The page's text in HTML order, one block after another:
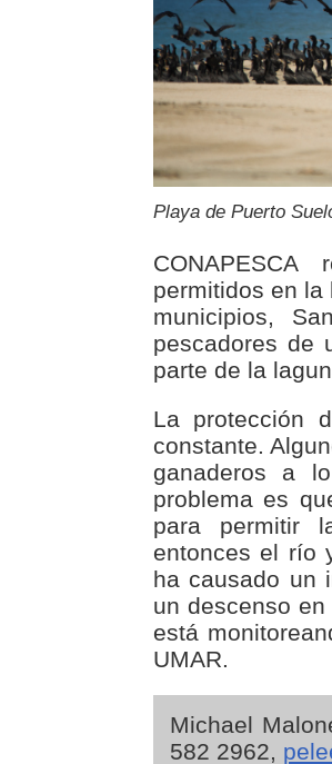
Playa de Puerto
permitidos en la
municipios,
pescadores de
parte de la
La protección
constante.
ganaderos a
problema es
para permitir
entonces el río
ha causado un
un descenso
está
UMAR.
Michael
582 2962,